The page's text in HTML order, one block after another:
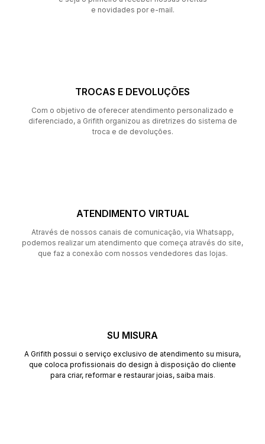
e novidades por e-mail.
TROCAS E DEVOLUÇÕES
Com o objetivo de oferecer atendimento personalizado e
diferenciado, a Grifith organizou as diretrizes do sistema de
troca e de devoluções.
ATENDIMENTO VIRTUAL
Através de nossos canais de comunicação, via Whatsapp,
podemos realizar um atendimento que começa através do site,
que faz a conexão com nossos vendedores das lojas.
SU MISURA
A Grifith possui o serviço exclusivo de atendimento su misura,
que coloca profissionais do design à disposição do cliente
para criar, reformar e restaurar joias, saiba mais.